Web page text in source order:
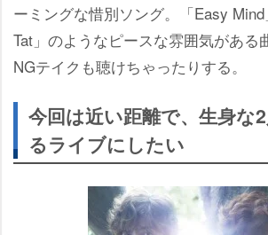
ーミングな惜別ソング。「Easy
Tat」のようなピースな雰囲気がある
NGテイクも聴けちゃったりする。
今回は近い距離で、生身な
るライブにしたい